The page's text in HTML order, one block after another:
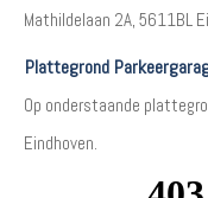
Mathildelaan 2A, 5611BL
Plattegrond
Op onderstaande
Eindhoven.